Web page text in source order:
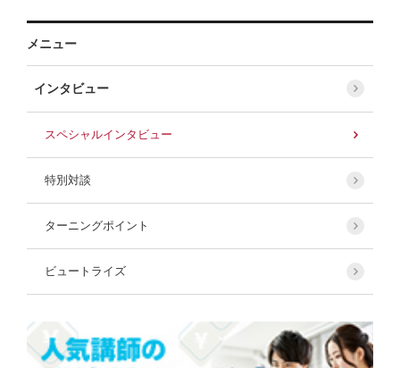
メニュー
インタビュー
スペシャルインタビュー
特別対談
ターニングポイント
ビュートライズ